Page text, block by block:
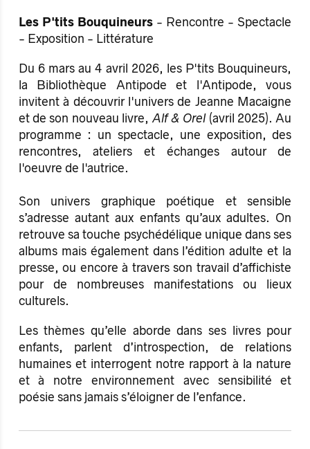
Les P'tits Bouquineurs- Rencontre - Spectacle
- Exposition - Littérature
Du 6 mars au 4 avril 2026, les P'tits Bouquineurs,
la Bibliothèque Antipode et l'Antipode, vous
invitent à découvrir l'univers de Jeanne Macaigne
et de son nouveau livre,Alf & Orel(avril 2025). Au
programme : un spectacle, une exposition, des
rencontres, ateliers et échanges autour de
l'oeuvre de l'autrice.
Son univers graphique poétique et sensible
s’adresse autant aux enfants qu’aux adultes. On
retrouve sa touche psychédélique unique dans ses
albums mais également dans l’édition adulte et la
presse, ou encore à travers son travail d’affichiste
pour de nombreuses manifestations ou lieux
culturels.
Les thèmes qu’elle aborde dans ses livres pour
enfants, parlent d’introspection, de relations
humaines et interrogent notre rapport à la nature
et à notre environnement avec sensibilité et
poésie sans jamais s’éloigner de l’enfance.